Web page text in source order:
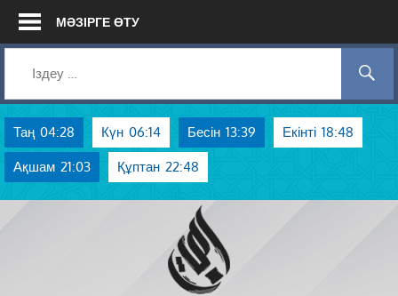
Skip
МӘЗІРГЕ ӨТУ
Таң 04:28 Күн 06:14 Бесін 13:39 Екінті 18:48
Ақшам 21:03 Құптан 22:48